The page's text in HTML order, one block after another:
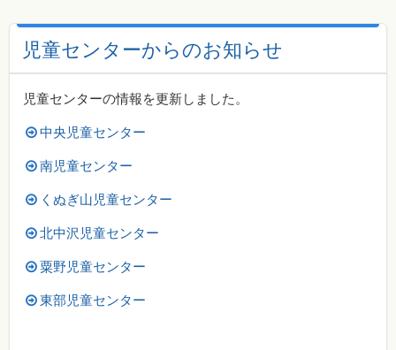
児童センターからのお知らせ
児童センターの情報を更新しました。
中央児童センター
南児童センター
くぬぎ山児童センター
北中沢児童センター
粟野児童センター
東部児童センター